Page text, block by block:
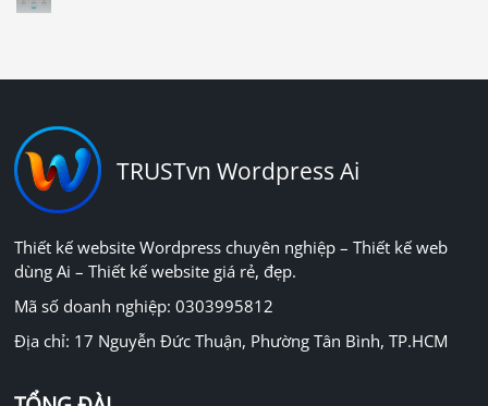
TRUSTvn Wordpress Ai
Thiết kế website Wordpress chuyên nghiệp – Thiết kế web
dùng Ai – Thiết kế website giá rẻ, đẹp.
Mã số doanh nghiệp: 0303995812
Địa chỉ: 17 Nguyễn Đức Thuận, Phường Tân Bình, TP.HCM